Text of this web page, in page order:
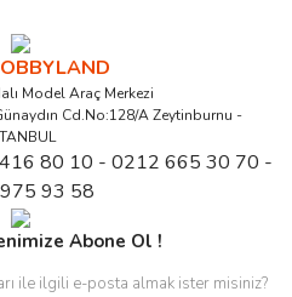
Model Araç Merkezi
Cd.No:128/A Zeytinburnu -
80 10 - 0212 665 30 70 -
93 58
Abone Ol !
ile ilgili e-posta almak ister misiniz?